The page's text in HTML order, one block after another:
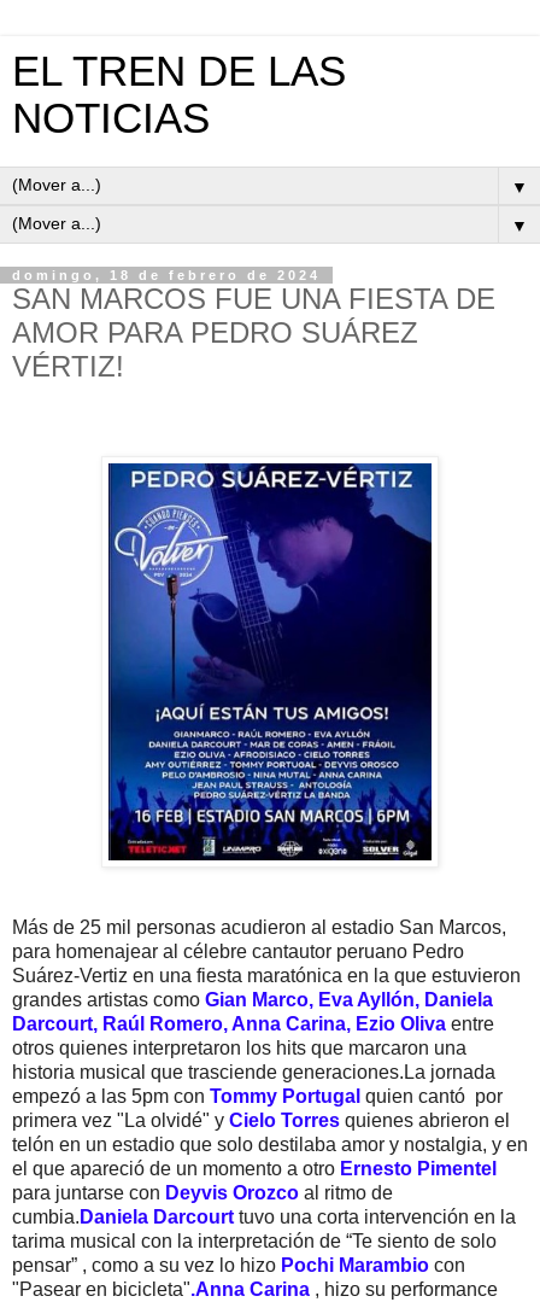
EL TREN DE LAS
NOTICIAS
▼
▼
domingo, 18 de febrero de 2024
SAN MARCOS FUE UNA FIESTA DE
AMOR PARA PEDRO SUÁREZ
VÉRTIZ!
Más de 25 mil personas acudieron al estadio San Marcos,
para homenajear al célebre cantautor peruano Pedro
Suárez-Vertiz en una fiesta maratónica en la que estuvieron
grandes artistas como Gian Marco, Eva Ayllón, Daniela
Darcourt, Raúl Romero, Anna Carina, Ezio Oliva entre
otros quienes interpretaron los hits que marcaron una
historia musical que trasciende generaciones.La jornada
empezó a las 5pm con Tommy Portugal quien cantó por
primera vez "La olvidé" y Cielo Torres quienes abrieron el
telón en un estadio que solo destilaba amor y nostalgia, y en
el que apareció de un momento a otro Ernesto Pimentel
para juntarse con Deyvis Orozco al ritmo de
cumbia. Daniela Darcourttuvo una corta intervención en la
tarima musical con la interpretación de “Te siento de solo
pensar” , como a su vez lo hizo Pochi Marambio con
"Pasear en bicicleta".Anna Carina , hizo su performance